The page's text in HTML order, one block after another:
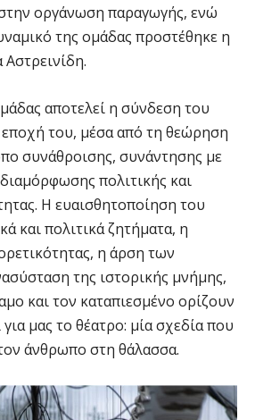
οργάνωση παραγωγής, ενώ
της ομάδας προστέθηκε η
αποτελεί η σύνδεση του
εποχή του, μέσα από τη θεώρηση
συνάθροισης, συνάντησης με
πολιτικής και
Η ευαισθητοποίηση του
και πολιτικά ζητήματα, η
η άρση των
της ιστορικής μνήμης,
και τον καταπιεσμένο ορίζουν
μας το θέατρο: μία σχεδία που
άνθρωπο στη θάλασσα.